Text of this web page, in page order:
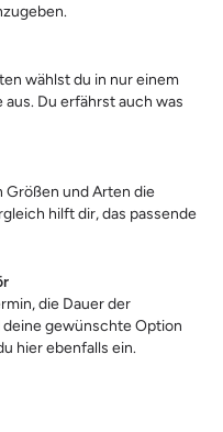
wählst du in nur einem
Du erfährst auch was
Größen und Arten die
hilft dir, das passende
die Dauer der
gewünschte Option
hier ebenfalls ein.